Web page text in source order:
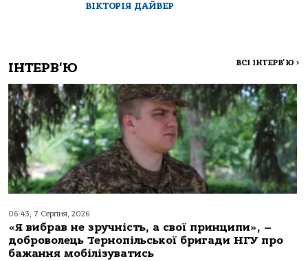
ВІКТОРІЯ ДАЙВЕР
ІНТЕРВ'Ю ВСІ ІНТЕРВ'Ю >
06:43, 7 Серпня, 2026
«Я вибрав не зручність, а свої принципи», –
доброволець Тернопільської бригади НГУ про
бажання мобілізуватись